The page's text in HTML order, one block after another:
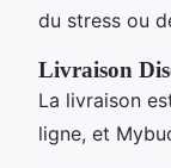
du stress ou
Livraison
La livraison
ligne, et